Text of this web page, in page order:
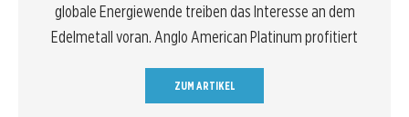
globale Energiewende treiben das Interesse an dem
Edelmetall voran. Anglo American Platinum profitiert
ZUM ARTIKEL